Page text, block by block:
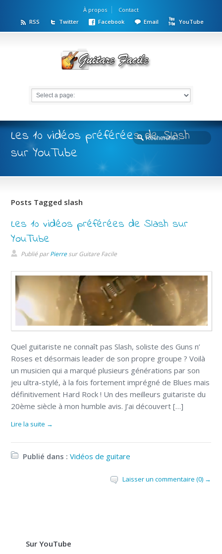
À propos
Contact
RSS
Twitter Facebook Email YouTube
Les 10 vidéos préférées de Slash
sur YouTube
Posts Tagged slash
Les 10 vidéos préférées de Slash sur
YouTube
Publié parPierresurGuitare Facile
Quel guitariste ne connaît pas Slash, soliste des Guns n’
Roses et désormais leader de son propre groupe ? Voilà
un musicien qui a marqué plusieurs générations par son
jeu ultra-stylé, à la fois fortement imprégné de Blues mais
définitivement Hard Rock ! Un des meilleurs guitariste du
20ème siècle à mon humble avis. J’ai découvert […]
Lire la suite →
Publié dans : Vidéos de guitare
Laisser un commentaire (0) →
Sur YouTube